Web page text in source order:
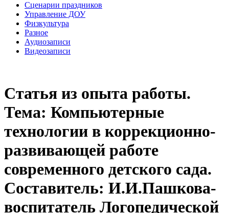
Сценарии праздников
Управление ДОУ
Физкультура
Разное
Аудиозаписи
Видеозаписи
Статья из опыта работы.
Тема: Компьютерные
технологии в коррекционно-
развивающей работе
современного детского сада.
Составитель: И.И.Пашкова-
воспитатель Логопедической